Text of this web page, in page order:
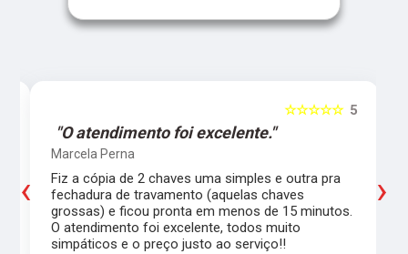
5
☆☆☆☆☆
"O atendimento foi excelente."
Marcela Perna
Fiz a cópia de 2 chaves uma simples e outra pra
fechadura de travamento (aquelas chaves
grossas) e ficou pronta em menos de 15 minutos.
O atendimento foi excelente, todos muito
simpáticos e o preço justo ao serviço!!
‹ ›